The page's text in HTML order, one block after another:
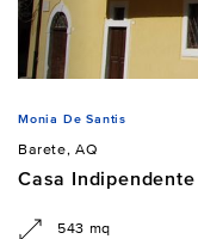
Monia De Santis
Barete, AQ
Casa Indipendente
543 mq